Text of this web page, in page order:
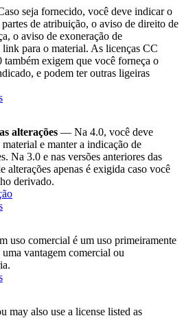
seja fornecido, você deve indicar o
de atribuição, o aviso de direito de
o aviso de exoneração de
para o material. As licenças CC
também exigem que você forneça o
e podem ter outras ligeiras
alterações — Na 4.0, você deve
e manter a indicação de
Na 3.0 e nas versões anteriores das
alterações apenas é exigida caso você
derivado.
uso comercial é um uso primeiramente
vantagem comercial ou
may also use a license listed as